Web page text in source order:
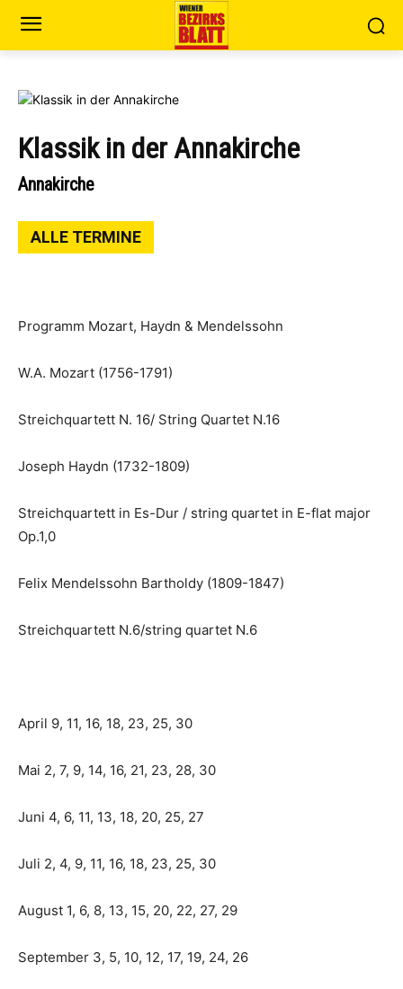
Klassik in der Annakirche
Annakirche
ALLE TERMINE
Programm Mozart, Haydn & Mendelssohn
W.A. Mozart (1756-1791)
Streichquartett N. 16/ String Quartet N.16
Joseph Haydn (1732-1809)
Streichquartett in Es-Dur / string quartet in E-flat major
Op.1,0
Felix Mendelssohn Bartholdy (1809-1847)
Streichquartett N.6/string quartet N.6
April 9, 11, 16, 18, 23, 25, 30
Mai 2, 7, 9, 14, 16, 21, 23, 28, 30
Juni 4, 6, 11, 13, 18, 20, 25, 27
Juli 2, 4, 9, 11, 16, 18, 23, 25, 30
August 1, 6, 8, 13, 15, 20, 22, 27, 29
September 3, 5, 10, 12, 17, 19, 24, 26